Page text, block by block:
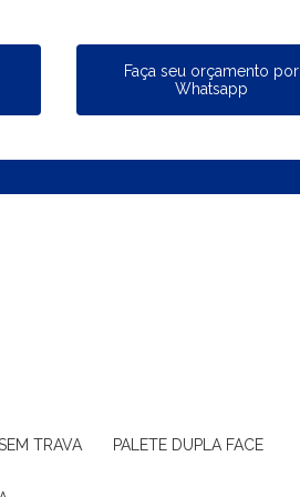
Faça seu orçamento por
Whatsapp
TRAVA PALETE DUPLA FACE